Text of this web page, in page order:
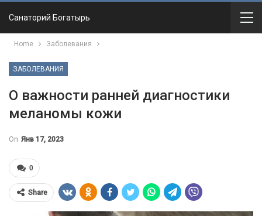
Санаторий Богатырь
Home Заболевания
ЗАБОЛЕВАНИЯ
О важности ранней диагностики
меланомы кожи
On Янв 17, 2023
0
Share